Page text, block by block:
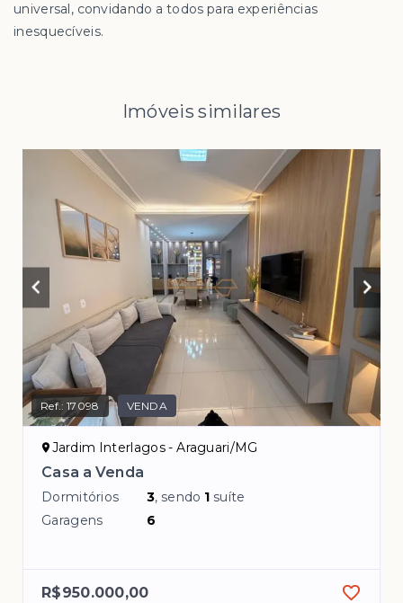
universal, convidando a todos para experiências
inesquecíveis.
Imóveis similares
Ref.:17098 VENDA
Jardim Interlagos - Araguari/MG
Casa a Venda
Dormitórios 3, sendo 1 suíte
Garagens
6
R$950.000,00